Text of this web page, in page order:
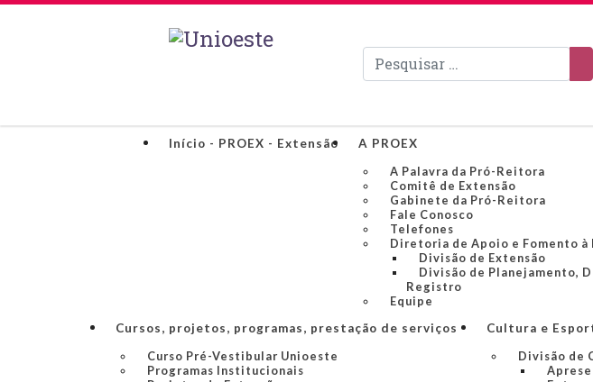
Pesquisar
Início - PROEX - Extensão
A PROEX
A Palavra da Pró-Reitora
Comitê de Extensão
Gabinete da Pró-Reitora
Fale Conosco
Telefones
Diretoria de Apoio e Fomento à
Divisão de Extensão
Divisão de Planejamento,
Registro
Equipe
Cursos, projetos, programas, prestação de serviços
Curso Pré-Vestibular Unioeste
Programas Institucionais
Cultura e
Divisão de